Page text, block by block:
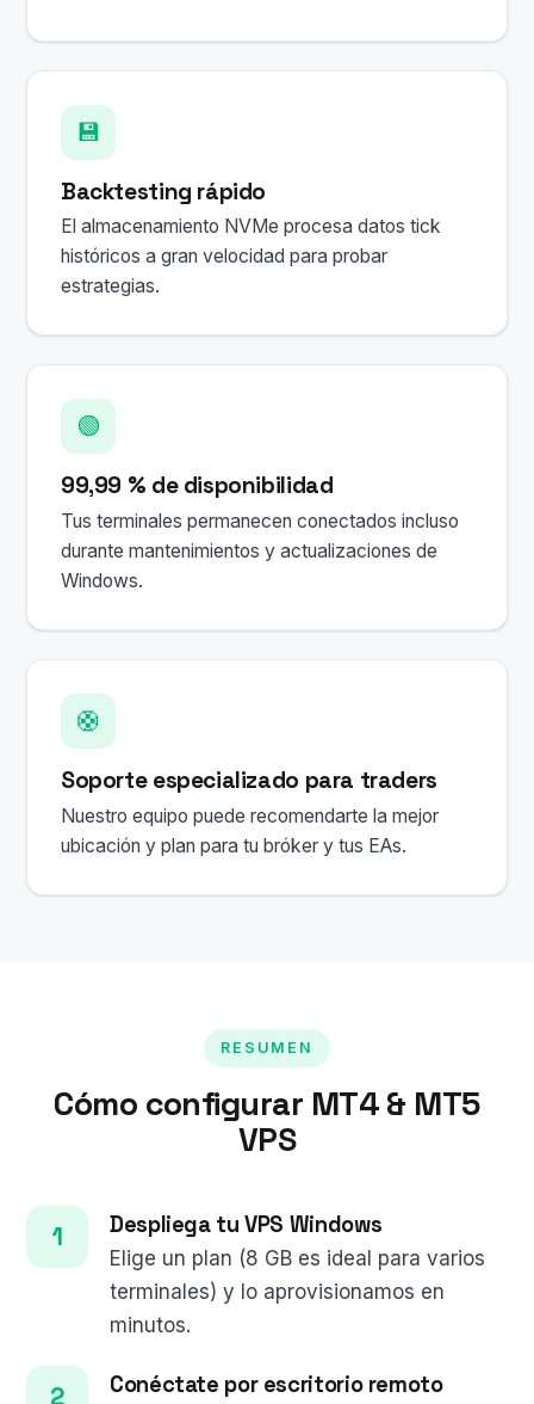
💾
Backtesting rápido
El almacenamiento NVMe procesa datos tick
históricos a gran velocidad para probar
estrategias.
🟢
99,99 % de disponibilidad
Tus terminales permanecen conectados incluso
durante mantenimientos y actualizaciones de
Windows.
🛟
Soporte especializado para traders
Nuestro equipo puede recomendarte la mejor
ubicación y plan para tu bróker y tus EAs.
RESUMEN
Cómo configurar MT4 & MT5
VPS
Despliega tu VPS Windows
Elige un plan (8 GB es ideal para varios
terminales) y lo aprovisionamos en
minutos.
Conéctate por escritorio remoto